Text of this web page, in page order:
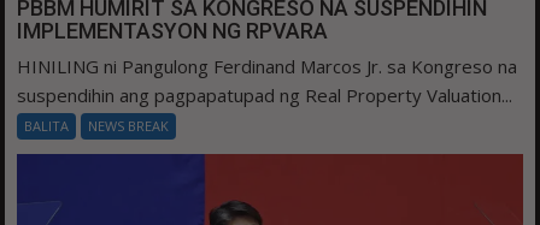
PBBM HUMIRIT SA KONGRESO NA SUSPENDIHIN
IMPLEMENTASYON NG RPVARA
HINILING ni Pangulong Ferdinand Marcos Jr. sa Kongreso na
suspendihin ang pagpapatupad ng Real Property Valuation...
BALITA NEWS BREAK